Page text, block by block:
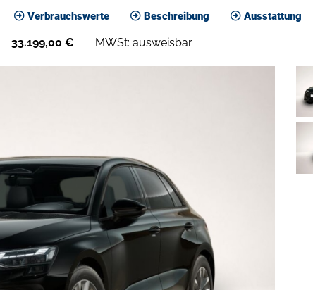
Verbrauchswerte Beschreibung Ausstattung
33.199,00 € MWSt: ausweisbar